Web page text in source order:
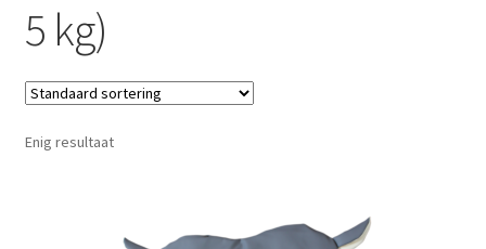
ASS
DCD
HSP
5 kg)
Enig resultaat